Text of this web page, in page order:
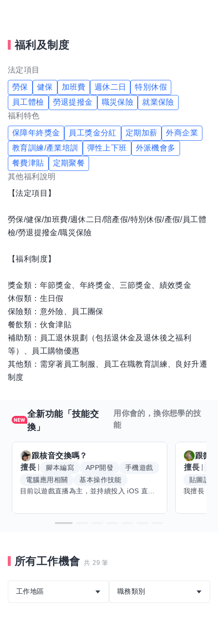
福利及制度
法定項目
勞保 健保 加班費 週休二日
特別休假
員工體檢
勞退提撥金 職災保險
就業保險
福利特色
保障年終獎金 員工獎金分紅 定期加薪
外商企業
教育訓練/產業培訓
彈性上下班
外派機會多
餐費津貼
定期聚餐
其他福利說明
【法定項目】
勞保/健保/加班費/週休二日/陪產假/特別休假/產假/員工體
檢/勞退提撥金/職災保險
【福利制度】
獎金類：年節獎金、年終獎金、三節獎金、績效獎金
休假類：生日假
保險類：意外險、員工團保
餐飲類：伙食津貼
補助類：員工退休規劃（包括退休金及退休後之福利
等）、員工購物優惠
其他類：需穿著員工制服、員工在職教育訓練、良好升遷
制度
全新功能「技能交
換」
用你會的，換你想學的技
能
跟核音交換嗎？
擅長
腳本編寫 APP開發
手機遊戲
電腦應用相關
基本操作技能
跟微
擅長
貼圖設
所有工作機會 共 29 筆
工作地區 職務類別